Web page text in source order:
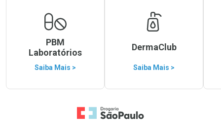
PBM
Laboratórios
Saiba Mais >
DermaClub
Saiba Mais >
Ir para a Home